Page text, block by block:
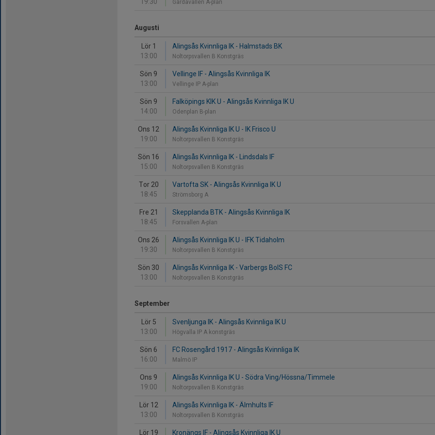
Gårdavallen A-plan
Augusti
Lör 1
13:00
Alingsås Kvinnliga IK - Halmstads BK
Noltorpsvallen B Konstgräs
Sön 9
13:00
Vellinge IF - Alingsås Kvinnliga IK
Vellinge IP A-plan
Sön 9
14:00
Falköpings KIK U - Alingsås Kvinnliga IK U
Odenplan B-plan
Ons 12
19:00
Alingsås Kvinnliga IK U - IK Frisco U
Noltorpsvallen B Konstgräs
Sön 16
15:00
Alingsås Kvinnliga IK - Lindsdals IF
Noltorpsvallen B Konstgräs
Tor 20
18:45
Vartofta SK - Alingsås Kvinnliga IK U
Strömsborg A
Fre 21
18:45
Skepplanda BTK - Alingsås Kvinnliga IK
Forsvallen A-plan
Ons 26
19:30
Alingsås Kvinnliga IK U - IFK Tidaholm
Noltorpsvallen B Konstgräs
Sön 30
13:00
Alingsås Kvinnliga IK - Varbergs BoIS FC
Noltorpsvallen B Konstgräs
September
Lör 5
13:00
Svenljunga IK - Alingsås Kvinnliga IK U
Högvalla IP A konstgräs
Sön 6
16:00
FC Rosengård 1917 - Alingsås Kvinnliga IK
Malmö IP
Ons 9
19:00
Alingsås Kvinnliga IK U - Södra Ving/Hössna/Timmele
Noltorpsvallen B Konstgräs
Lör 12
13:00
Alingsås Kvinnliga IK - Älmhults IF
Noltorpsvallen B Konstgräs
Lör 19 Kronängs IF - Alingsås Kvinnliga IK U